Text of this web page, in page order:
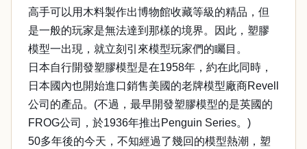
高手可以用木料製作出博物館收藏等級的精品，但
是一般的玩家是無法達到那樣的境界。因此，塑膠
模型一出現，就立刻引來模型玩家們的矚目。
日本自行開發塑膠模型是在1958年，約在此同時，
日本國內也開始進口銷售美國的老牌模型廠商Revell
公司的產品。(不過，最早開發塑膠模型的是英國的
FROG公司，於1936年推出Penguin Series。)
50多年後的今天，不知經過了幾回的模型熱潮，塑